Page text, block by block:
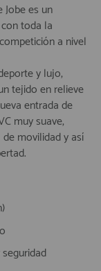
es un
toda la
a nivel
y lujo,
tejido en relieve
entrada de
muy suave,
movilidad y así